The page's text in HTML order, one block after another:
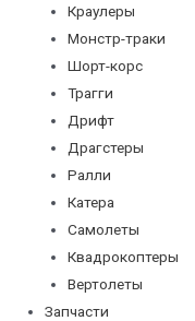
Краулеры
Монстр-траки
Шорт-корс
Трагги
Дрифт
Драгстеры
Ралли
Катера
Самолеты
Квадрокоптеры
Вертолеты
Запчасти